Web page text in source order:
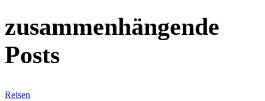
zusammenhängende
Posts
Reisen